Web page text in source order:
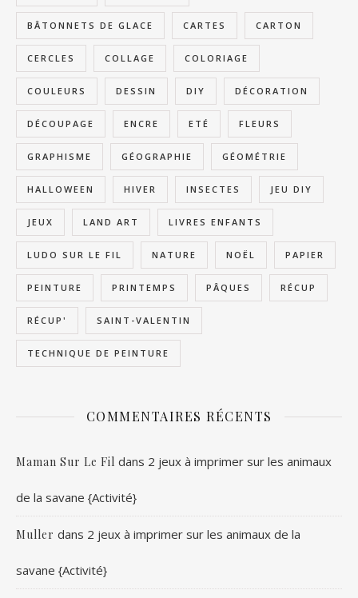
BÂTONNETS DE GLACE CARTES CARTON
CERCLES COLLAGE COLORIAGE
COULEURS DESSIN DIY DÉCORATION
DÉCOUPAGE ENCRE ETÉ FLEURS
GRAPHISME GÉOGRAPHIE GÉOMÉTRIE
HALLOWEEN HIVER INSECTES JEU DIY
JEUX LAND ART LIVRES ENFANTS
LUDO SUR LE FIL NATURE NOËL PAPIER
PEINTURE PRINTEMPS PÂQUES RÉCUP
RÉCUP' SAINT-VALENTIN
TECHNIQUE DE PEINTURE
COMMENTAIRES RÉCENTS
Maman Sur Le Fil dans 2 jeux à imprimer sur les animaux
de la savane {Activité}
Muller dans 2 jeux à imprimer sur les animaux de la
savane {Activité}